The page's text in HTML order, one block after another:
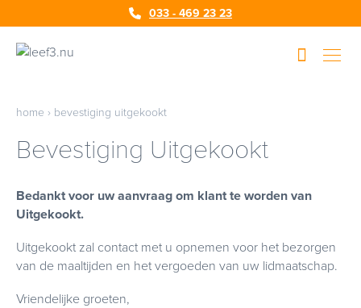
033 - 469 23 23
home › bevestiging uitgekookt
Bevestiging Uitgekookt
Bedankt voor uw aanvraag om klant te worden van
Uitgekookt.
Uitgekookt zal contact met u opnemen voor het bezorgen
van de maaltijden en het vergoeden van uw lidmaatschap.
Vriendelijke groeten,